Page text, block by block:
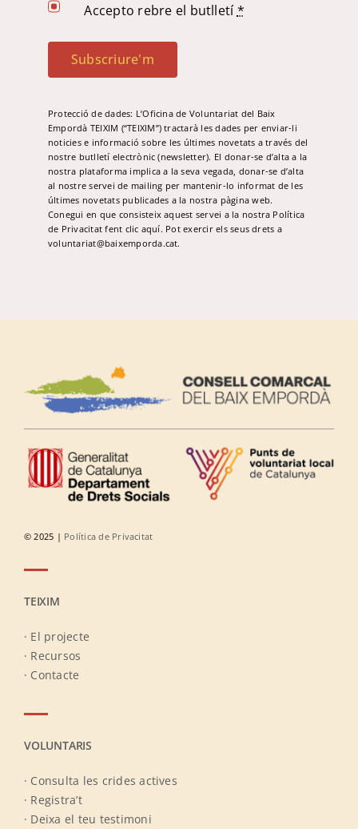
Accepto rebre el butlletí*
Subscriure'm
Protecció de dades: L’Oficina de Voluntariat del Baix
Empordà TEIXIM (“TEIXIM”) tractarà les dades per enviar-li
noticies e informació sobre les últimes novetats a través del
nostre butlletí electrònic (newsletter). El donar-se d’alta a la
nostra plataforma implica a la seva vegada, donar-se d’alta
al nostre servei de mailing per mantenir-lo informat de les
últimes novetats publicades a la nostra pàgina web.
Conegui en que consisteix aquest servei a la nostra Política
de Privacitat fent clic aquí. Pot exercir els seus drets a
voluntariat@baixemporda.cat.
© 2025 | Política de Privacitat
TEIXIM
· El projecte
· Recursos
· Contacte
VOLUNTARIS
· Consulta les crides actives
· Registra’t
· Deixa el teu testimoni